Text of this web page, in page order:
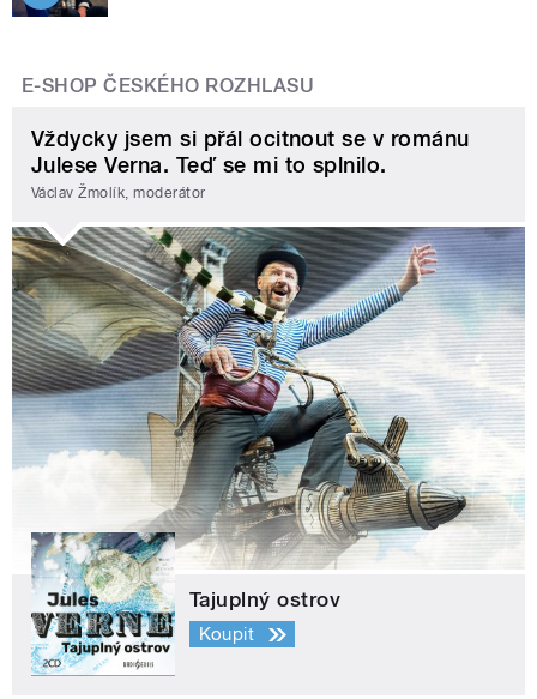
E-SHOP ČESKÉHO ROZHLASU
Vždycky jsem si přál ocitnout se v románu
Julese Verna. Teď se mi to splnilo.
Václav Žmolík, moderátor
Tajuplný ostrov
Koupit